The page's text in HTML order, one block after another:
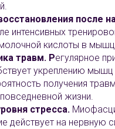
после
интенсивных
кислоты в
травм. Регулярное
укреплению мышц
получения
жизни.
стресса.
действует на нервную